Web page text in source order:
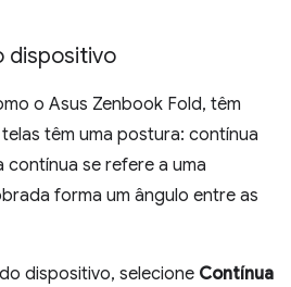
dispositivo
o Asus Zenbook Fold, têm
têm uma postura: contínua
se refere a uma
forma um ângulo entre as
dispositivo, selecione Contínua